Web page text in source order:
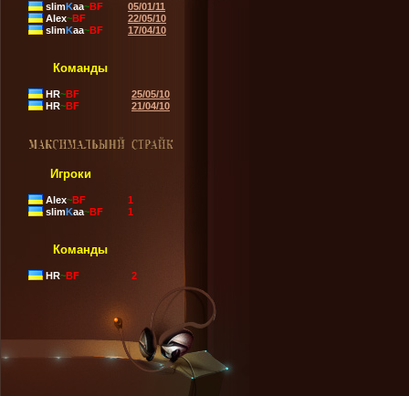
slimKaa~BF
05/01/11
Alex~BF
22/05/10
slimKaa~BF 17/04/10
Команды
HR~BF
25/05/10
HR~BF 21/04/10
Игроки
Alex~BF
1
slimKaa~BF 1
Команды
HR~BF 2